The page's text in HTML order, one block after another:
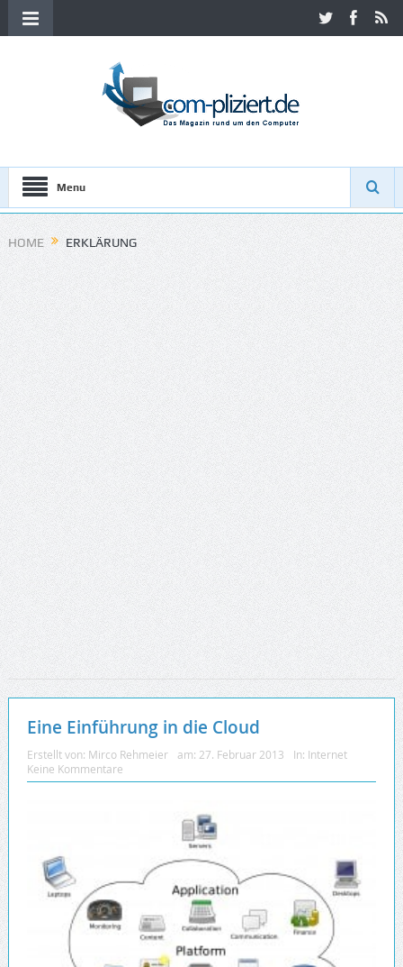
Menu
HOME ERKLÄRUNG
Eine Einführung in die Cloud
Erstellt von: Mirco Rehmeier am: 27. Februar 2013 In: Internet
Keine Kommentare